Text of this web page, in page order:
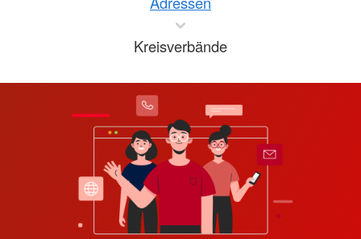
Kreisverbände